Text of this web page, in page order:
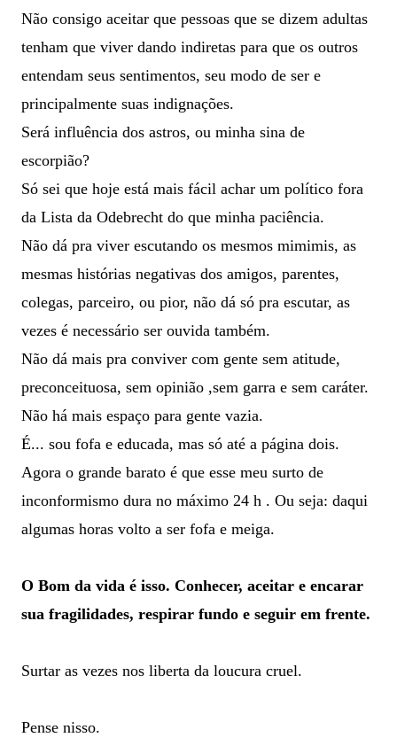
Não consigo aceitar que pessoas que se dizem adultas
tenham que viver dando indiretas para que os outros
entendam seus sentimentos, seu modo de ser e
principalmente suas indignações.
Será influência dos astros, ou minha sina de
escorpião?
Só sei que hoje está mais fácil achar um político fora
da Lista da Odebrecht do que minha paciência.
Não dá pra viver escutando os mesmos mimimis, as
mesmas histórias negativas dos amigos, parentes,
colegas, parceiro, ou pior, não dá só pra escutar, as
vezes é necessário ser ouvida também.
Não dá mais pra conviver com gente sem atitude,
preconceituosa, sem opinião ,sem garra e sem caráter.
Não há mais espaço para gente vazia.
É... sou fofa e educada, mas só até a página dois.
Agora o grande barato é que esse meu surto de
inconformismo dura no máximo 24 h . Ou seja: daqui
algumas horas volto a ser fofa e meiga.
O Bom da vida é isso. Conhecer, aceitar e encarar
sua fragilidades, respirar fundo e seguir em frente.
Surtar as vezes nos liberta da loucura cruel.
Pense nisso.